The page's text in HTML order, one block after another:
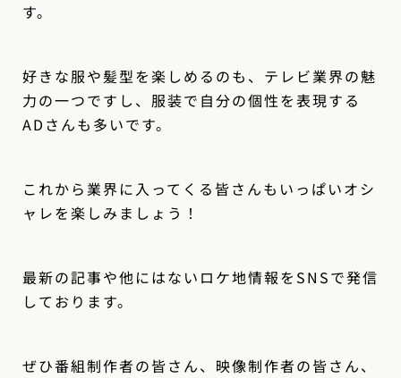
す。
好きな服や髪型を楽しめるのも、テレビ業界の魅
力の一つですし、服装で自分の個性を表現する
ADさんも多いです。
これから業界に入ってくる皆さんもいっぱいオシ
ャレを楽しみましょう！
最新の記事や他にはないロケ地情報をSNSで発信
しております。
ぜひ番組制作者の皆さん、映像制作者の皆さん、